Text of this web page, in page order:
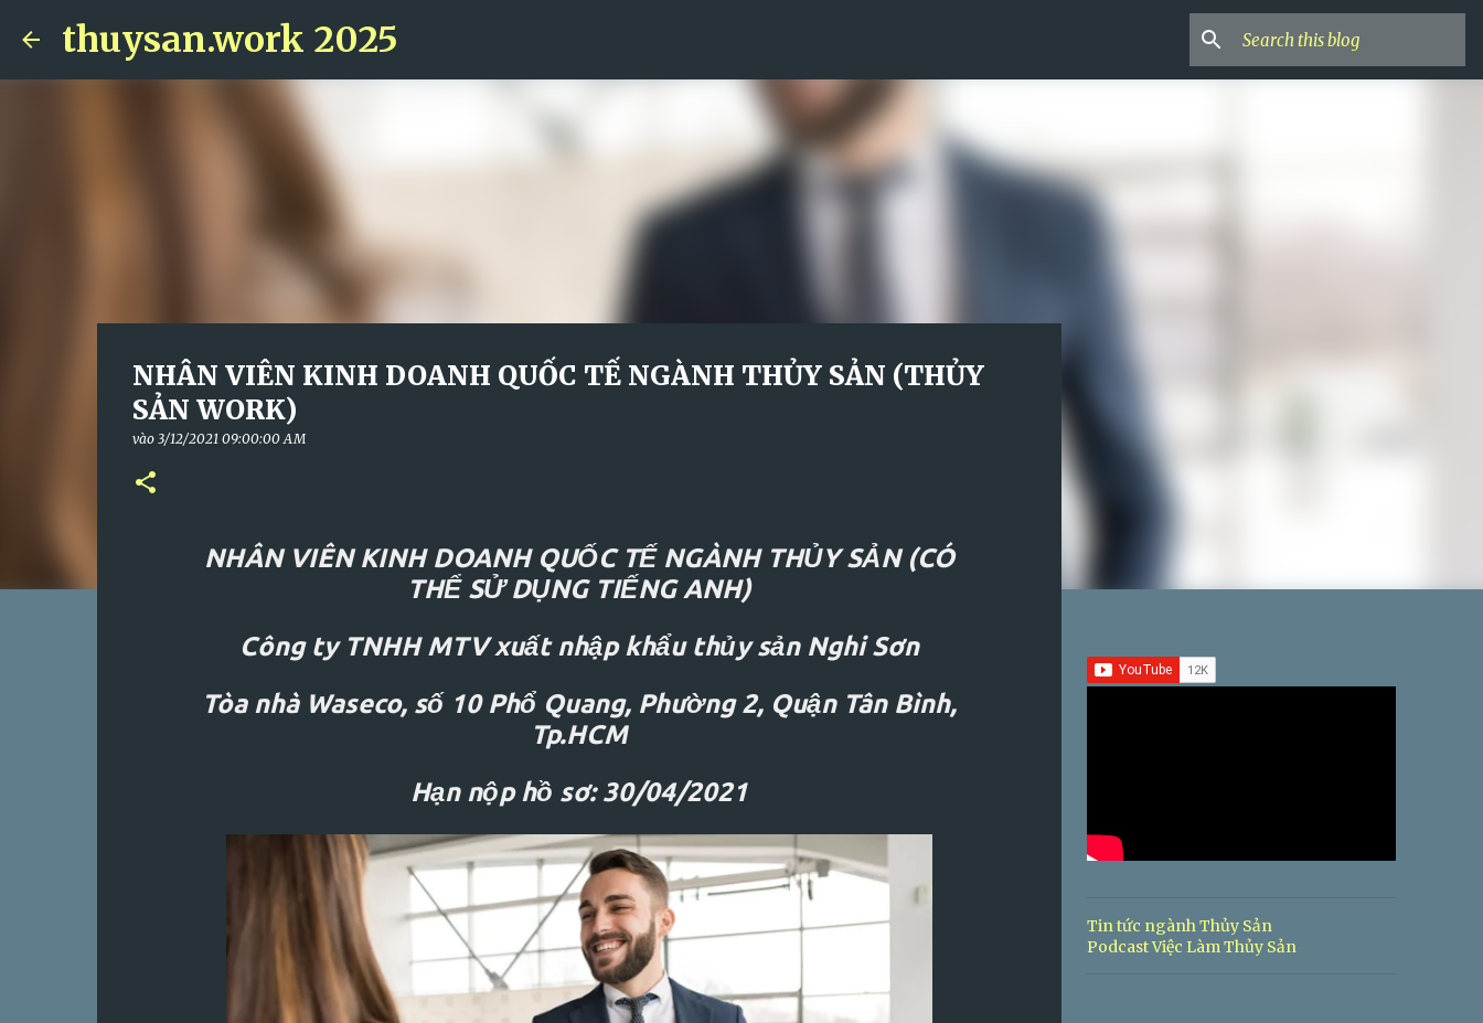
thuysan.work 2025
NHÂN VIÊN KINH DOANH QUỐC TẾ NGÀNH THỦY SẢN (THỦY
SẢN WORK)
vào 3/12/2021 09:00:00 AM
NHÂN VIÊN KINH DOANH QUỐC TẾ NGÀNH THỦY SẢN (CÓ
THỂ SỬ DỤNG TIẾNG ANH)
Công ty TNHH MTV xuất nhập khẩu thủy sản Nghi Sơn
Tòa nhà Waseco, số 10 Phổ Quang, Phường 2, Quận Tân Bình,
Tp.HCM
Hạn nộp hồ sơ: 30/04/2021
Tin tức ngành Thủy Sản
Podcast Việc Làm Thủy Sản